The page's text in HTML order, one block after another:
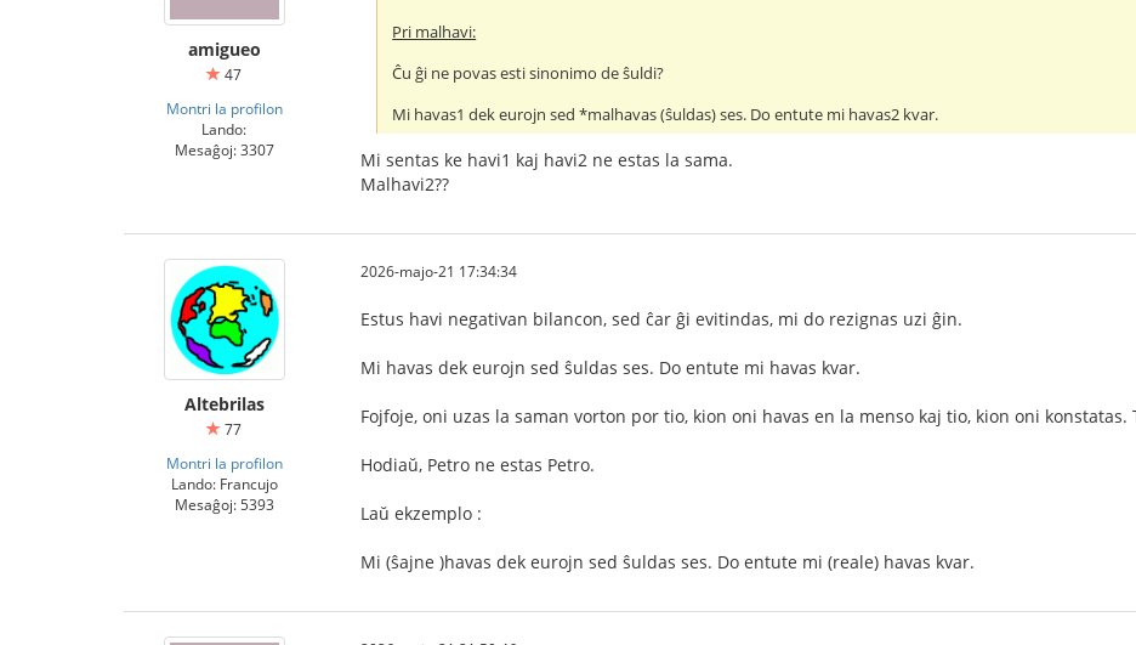
amigueo
47
Montri la profilon
Lando:
Mesaĝoj: 3307
Pri malhavi:
Ĉu ĝi ne povas esti sinonimo de ŝuldi?
Mi havas1 dek eurojn sed *malhavas (ŝuldas) ses. Do entute mi havas2 kvar.
Mi sentas ke havi1 kaj havi2 ne estas la sama.
Malhavi2??
Altebrilas
77
Montri la profilon
Lando: Francujo
Mesaĝoj: 5393
2026-majo-21 17:34:34
Estus havi negativan bilancon, sed ĉar ĝi evitindas, mi do rezignas uzi ĝin.
Mi havas dek eurojn sed ŝuldas ses. Do entute mi havas kvar.
Fojfoje, oni uzas la saman vorton por tio, kion oni havas en la menso kaj tio, kion oni
Hodiaŭ, Petro ne estas Petro.
Laŭ ekzemplo :
Mi (ŝajne )havas dek eurojn sed ŝuldas ses. Do entute mi (reale) havas kvar.